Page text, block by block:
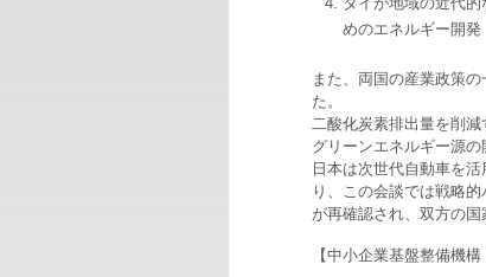
めのエネルギー開発
また、両国の産業政策
た。
二酸化炭素排出量を削
グリーンエネルギー源の
日本は次世代自動車を
り、この会談では戦略
が再確認され、双方の
【中小企業基盤整備機構